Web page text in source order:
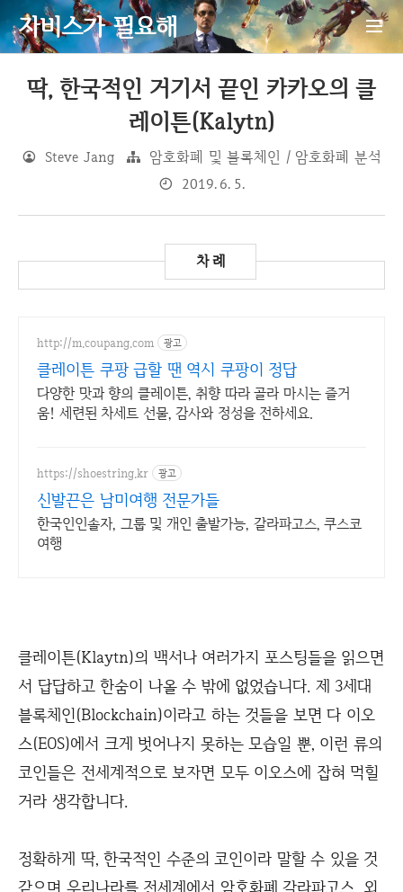
자비스가 필요해
딱, 한국적인 거기서 끝인 카카오의 클
레이튼(Kalytn)
Steve Jang 암호화폐 및 블록체인 / 암호화폐 분석
2019. 6. 5.
http://m.coupang.com 광고
클레이튼 쿠팡 급할 땐 역시 쿠팡이 정답
다양한 맛과 향의 클레이튼, 취향 따라 골라 마시는 즐거
움! 세련된 차세트 선물, 감사와 정성을 전하세요.
https://shoestring.kr 광고
신발끈은 남미여행 전문가들
한국인인솔자, 그룹 및 개인 출발가능, 갈라파고스, 쿠스코
여행
클레이튼(Klaytn)의 백서나 여러가지 포스팅들을 읽으면
서 답답하고 한숨이 나올 수 밖에 없었습니다. 제 3세대
블록체인(Blockchain)이라고 하는 것들을 보면 다 이오
스(EOS)에서 크게 벗어나지 못하는 모습일 뿐, 이런 류의
코인들은 전세계적으로 보자면 모두 이오스에 잡혀 먹힐
거라 생각합니다.
정확하게 딱, 한국적인 수준의 코인이라 말할 수 있을 것
같으며 우리나라를 전세계에서 암호화폐 갈라파고스, 외